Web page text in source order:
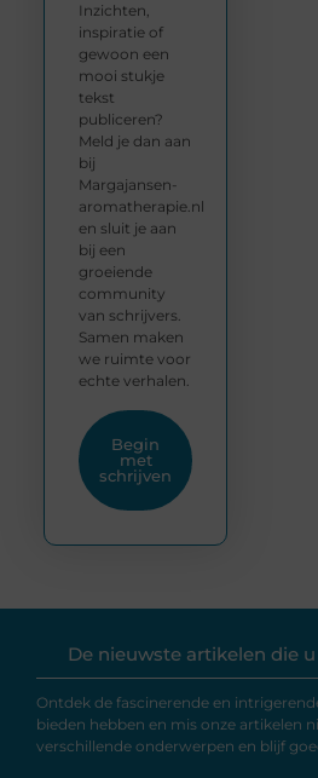
Inzichten,
inspiratie of
gewoon een
mooi stukje
tekst
publiceren?
Meld je dan aan
bij
Margajansen-
aromatherapie.nl
en sluit je aan
bij een
groeiende
community
van schrijvers.
Samen maken
we ruimte voor
echte verhalen.
Begin
met
schrijven
De nieuwste artikelen die
Ontdek de fascinerende en
bieden hebben en mis onze artikelen
verschillende onderwerpen en blijf